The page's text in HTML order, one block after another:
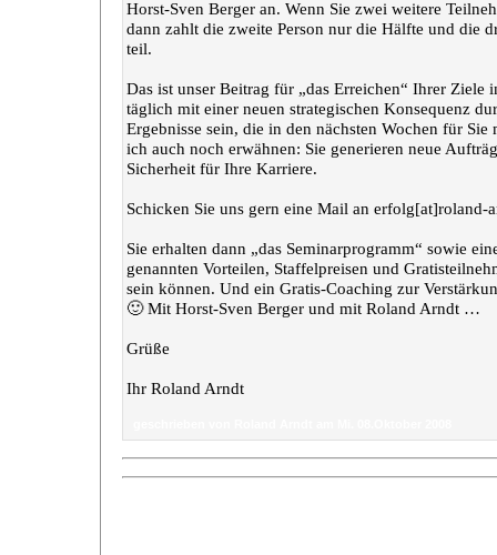
Horst-Sven Berger an. Wenn Sie zwei weitere
dann zahlt die zweite Person nur die Hälfte und die
teil.
Das ist unser Beitrag für „das Erreichen“ Ihrer Ziele
täglich mit einer neuen strategischen Konsequenz
Ergebnisse sein, die in den nächsten Wochen für
ich auch noch erwähnen: Sie generieren neue
Sicherheit für Ihre Karriere.
Schicken Sie uns gern eine Mail an erfolg[at]roland-
Sie erhalten dann „das Seminarprogramm“ sowie
genannten Vorteilen, Staffelpreisen und
sein können. Und ein Gratis-Coaching zur
🙂 Mit Horst-Sven Berger und mit Roland Arndt …
Grüße
Ihr Roland Arndt